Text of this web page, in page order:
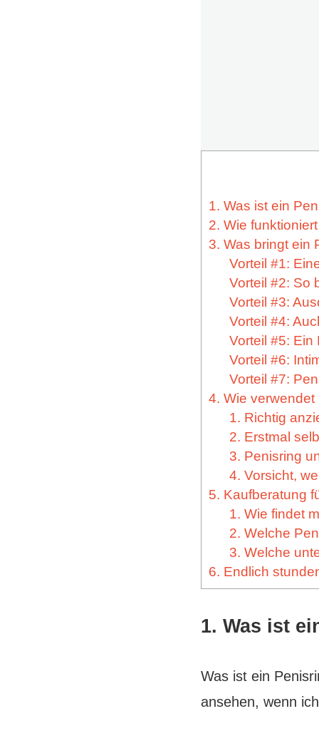
1. Was ist ein
2. Wie
3. Was bringt ein
Vorteil #1:
Vorteil #2: So
Vorteil #3:
Vorteil #4:
Vorteil #5: Ein
Vorteil #6:
Vorteil #7:
4. Wie
1. Richtig
2. Erstmal
3. Penisring
4. Vorsicht,
5. Kaufberatung
1. Wie findet
2. Welche
3. Welche
6. Endlich
1. Was ist
Was ist ein
ansehen, wenn